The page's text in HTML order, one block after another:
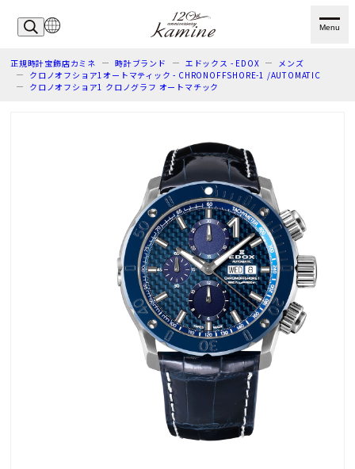
Menu
正規時計宝飾店カミネ 時計ブランド エドックス - EDOX
メンズ
クロノオフショア1オートマティック - CHRONOFFSHORE-1 /AUTOMATIC
クロノオフショア1 クロノグラフ オートマチック